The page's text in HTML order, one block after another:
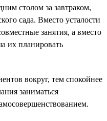
столом за завтраком,
сада. Вместо усталости
занятия, а вместо
их планировать
вокруг, тем спокойнее
заниматься